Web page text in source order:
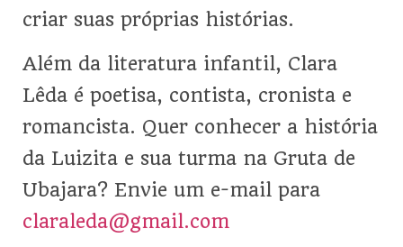
criar suas próprias histórias.
Além da literatura infantil, Clara
Lêda é poetisa, contista, cronista e
romancista. Quer conhecer a história
da Luizita e sua turma na Gruta de
Ubajara? Envie um e-mail para
claraleda@gmail.com